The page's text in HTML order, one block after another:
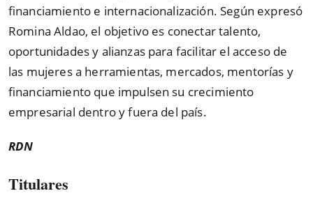
financiamiento e internacionalización. Según expresó
Romina Aldao, el objetivo es conectar talento,
oportunidades y alianzas para facilitar el acceso de
las mujeres a herramientas, mercados, mentorías y
financiamiento que impulsen su crecimiento
empresarial dentro y fuera del país.
RDN
Titulares